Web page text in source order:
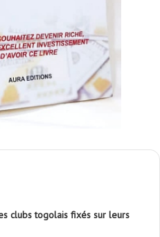
clubs togolais fixés sur leurs